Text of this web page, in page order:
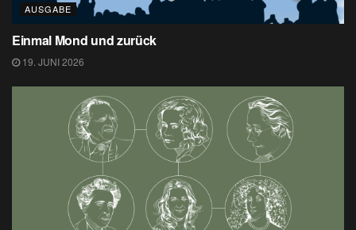
AUSGABE
Einmal Mond und zurück
19. JUNI 2026